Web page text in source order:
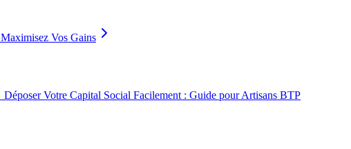
Maximisez Vos Gains
Déposer Votre Capital Social Facilement : Guide pour Artisans BTP